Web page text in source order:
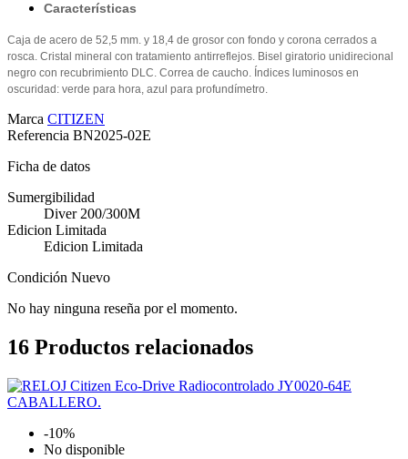
Características
Caja de acero de 52,5 mm. y 18,4 de grosor con fondo y corona cerrados a
rosca. Cristal mineral con tratamiento antirreflejos. Bisel giratorio unidirecional
negro con recubrimiento DLC. Correa de caucho. Índices luminosos en
oscuridad: verde para hora, azul para profundímetro.
Marca CITIZEN
Referencia BN2025-02E
Ficha de datos
Sumergibilidad
Diver 200/300M
Edicion Limitada
Edicion Limitada
Condición Nuevo
No hay ninguna reseña por el momento.
16 Productos relacionados
-10%
No disponible